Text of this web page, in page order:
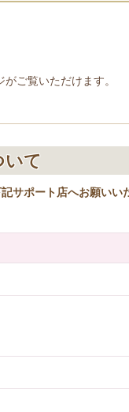
ご覧いただけます。
いて
サポート店へお願いい